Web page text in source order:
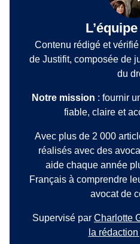
Contenu rédigé et
de Justifit, composée de
du
Notre mission : fournir
fiable, claire et
Avec plus de 2 000
réalisés avec des
aide chaque année
Français à comprendre
avocat de
Supervisé par Charlotte
la